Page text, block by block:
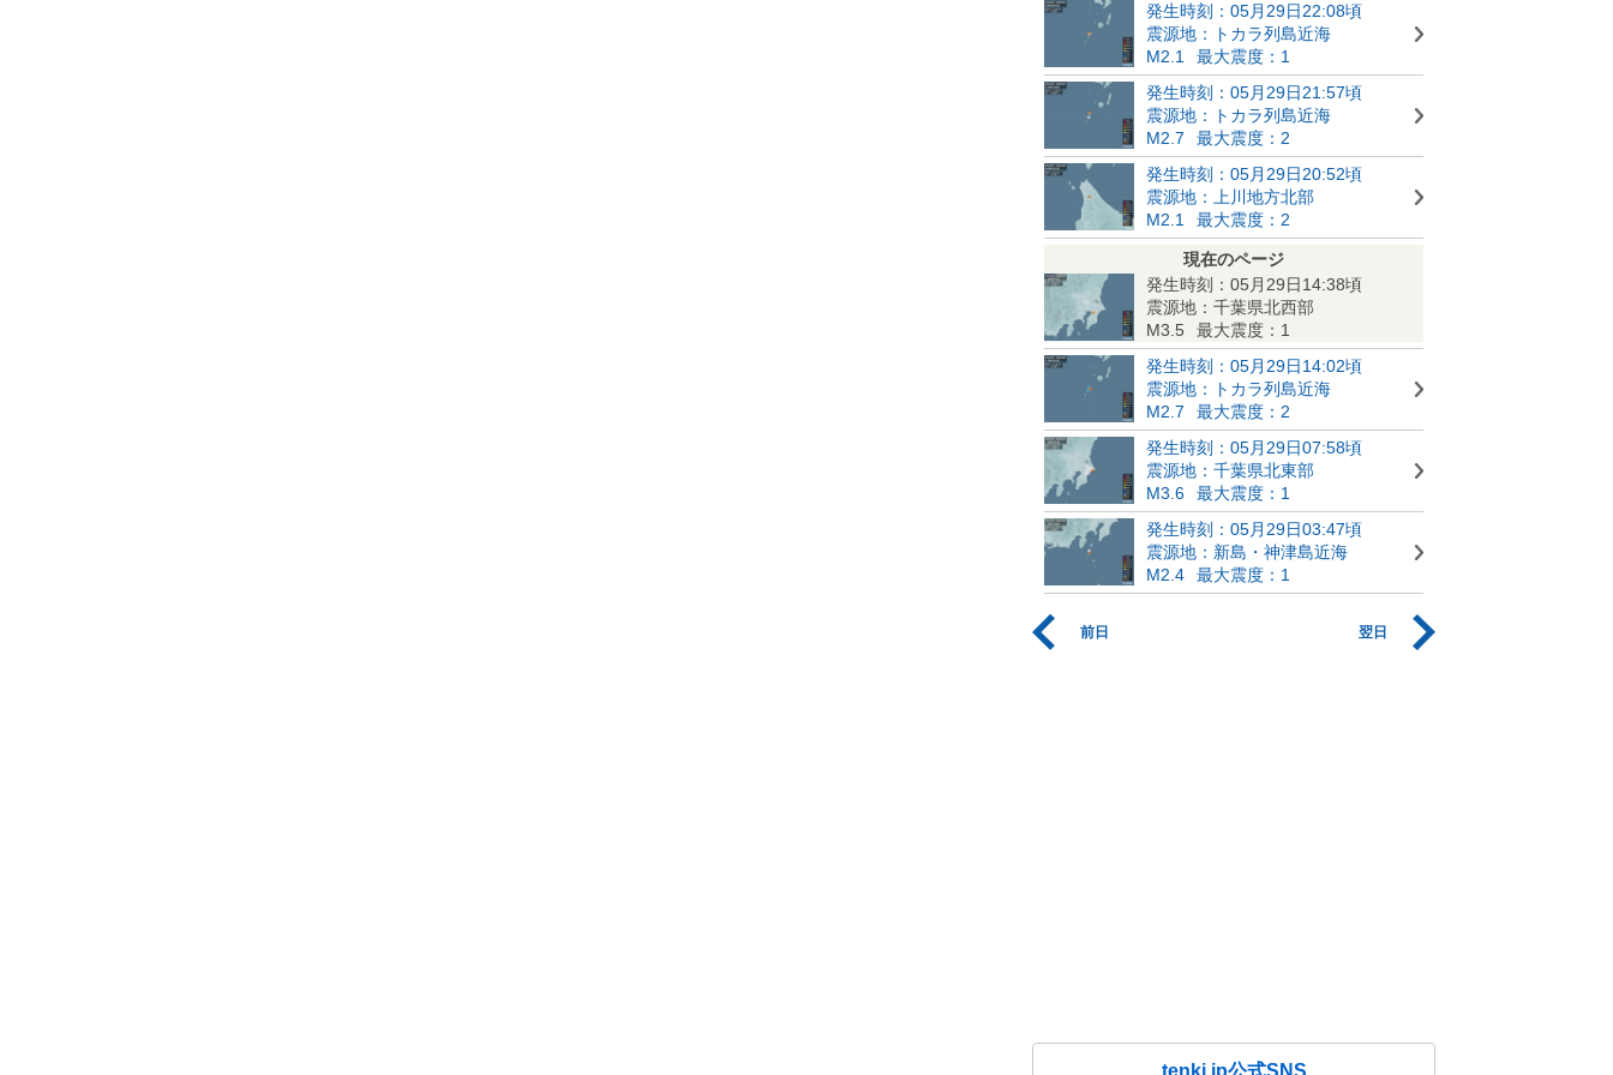
発生時刻：05月29日22:08頃
震源地：トカラ列島近海
M2.1
最大震度：1
発生時刻：05月29日21:57頃
震源地：トカラ列島近海
M2.7
最大震度：2
発生時刻：05月29日20:52頃
震源地：上川地方北部
M2.1
最大震度：2
現在のページ
発生時刻：05月29日14:38頃
震源地：千葉県北西部
M3.5
最大震度：1
発生時刻：05月29日14:02頃
震源地：トカラ列島近海
M2.7
最大震度：2
発生時刻：05月29日07:58頃
震源地：千葉県北東部
M3.6
最大震度：1
発生時刻：05月29日03:47頃
震源地：新島・神津島近海
M2.4
最大震度：1
前日 翌日
tenki.jp公式SNS